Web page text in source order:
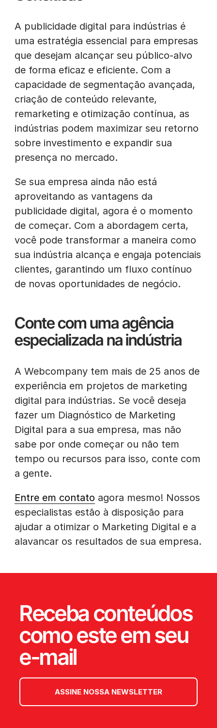
A publicidade digital para indústrias é
uma estratégia essencial para empresas
que desejam alcançar seu público-alvo
de forma eficaz e eficiente. Com a
capacidade de segmentação avançada,
criação de conteúdo relevante,
remarketing e otimização contínua, as
indústrias podem maximizar seu retorno
sobre investimento e expandir sua
presença no mercado.
Se sua empresa ainda não está
aproveitando as vantagens da
publicidade digital, agora é o momento
de começar. Com a abordagem certa,
você pode transformar a maneira como
sua indústria alcança e engaja potenciais
clientes, garantindo um fluxo contínuo
de novas oportunidades de negócio.
Conte com uma agência
especializada na indústria
A Webcompany tem mais de 25 anos de
experiência em projetos de marketing
digital para indústrias. Se você deseja
fazer um Diagnóstico de Marketing
Digital para a sua empresa, mas não
sabe por onde começar ou não tem
tempo ou recursos para isso, conte com
a gente.
Entre em contato agora mesmo! Nossos
especialistas estão à disposição para
ajudar a otimizar o Marketing Digital e a
alavancar os resultados de sua empresa.
Receba conteúdos
como este em seu
e-mail
ASSINE NOSSA NEWSLETTER